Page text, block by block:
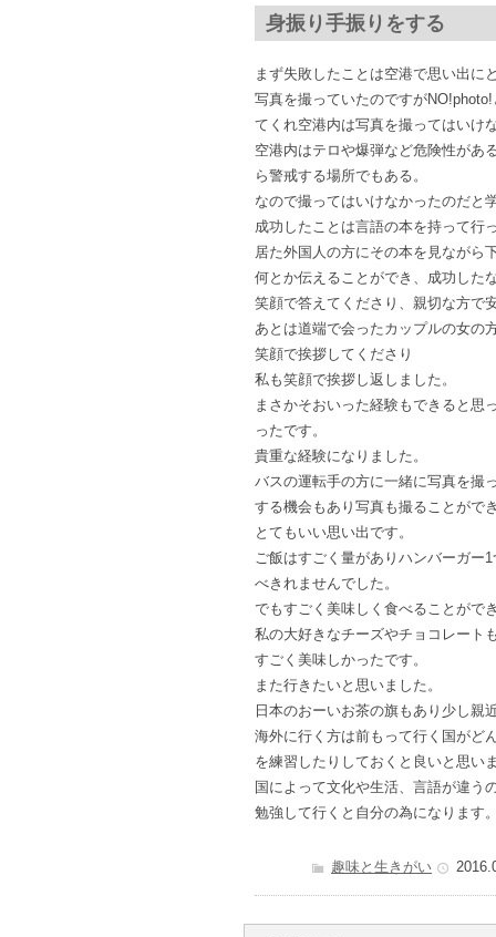
身振り手振りをする
まず失敗したことは空港で思い出に
写真を撮っていたのですが
てくれ空港内は写真を撮ってはいけ
空港内はテロや爆弾など危険性があ
ら警戒する場所でもある。
なので撮ってはいけなかったのだと
成功したことは言語の本を持って行
居た外国人の方にその本を見ながら
何とか伝えることができ、成功した
笑顔で答えてくださり、親切な方で
あとは道端で会ったカップルの女の
笑顔で挨拶してくださり
私も笑顔で挨拶し返しました。
まさかそおいった経験もできると思
ったです。
貴重な経験になりました。
バスの運転手の方に一緒に写真を撮
する機会もあり写真も撮ることがで
とてもいい思い出です。
ご飯はすごく量がありハンバーガー
べきれませんでした。
でもすごく美味しく食べることがで
私の大好きなチーズやチョコレート
すごく美味しかったです。
また行きたいと思いました。
日本のおーいお茶の旗もあり少し親
海外に行く方は前もって行く国がど
を練習したりしておくと良いと思い
国によって文化や生活、言語が違う
勉強して行くと自分の為になります
趣味と生きがい